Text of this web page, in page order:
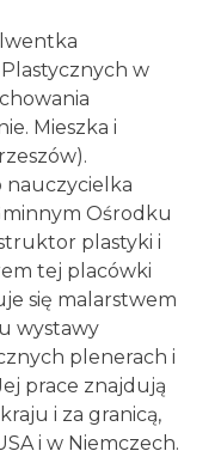
w
Mieszka i
nauczycielka
Ośrodku
plastyki i
tej placówki
się malarstwem
wystawy
plenerach i
prace znajdują
i za granicą,
i w Niemczech.